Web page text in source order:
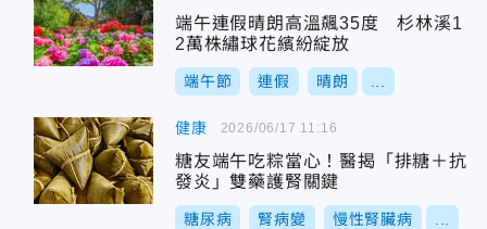
端午連假晴朗高溫飆35度 杉林溪1
2萬株繡球花繽紛綻放
端午節 連假 晴朗
健康
糖友端午吃粽當心！醫揭「排糖＋抗
發炎」雙藥護腎關鍵
糖尿病 腎病變 慢性腎臟病
2026/06/17 11:16